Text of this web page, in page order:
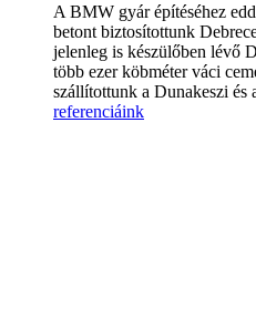
A BMW gyár építéséhez
betont biztosítottunk
jelenleg is készülőben lévő
több ezer köbméter váci
szállítottunk a Dunakeszi és
referenciáink